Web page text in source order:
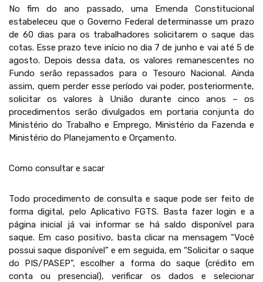
No fim do ano passado, uma Emenda Constitucional
estabeleceu que o Governo Federal determinasse um prazo
de 60 dias para os trabalhadores solicitarem o saque das
cotas. Esse prazo teve início no dia 7 de junho e vai até 5 de
agosto. Depois dessa data, os valores remanescentes no
Fundo serão repassados para o Tesouro Nacional. Ainda
assim, quem perder esse período vai poder, posteriormente,
solicitar os valores à União durante cinco anos – os
procedimentos serão divulgados em portaria conjunta do
Ministério do Trabalho e Emprego, Ministério da Fazenda e
Ministério do Planejamento e Orçamento.
Como consultar e sacar
Todo procedimento de consulta e saque pode ser feito de
forma digital, pelo Aplicativo FGTS. Basta fazer login e a
página inicial já vai informar se há saldo disponível para
saque. Em caso positivo, basta clicar na mensagem “Você
possui saque disponível” e em seguida, em “Solicitar o saque
do PIS/PASEP”, escolher a forma do saque (crédito em
conta ou presencial), verificar os dados e selecionar